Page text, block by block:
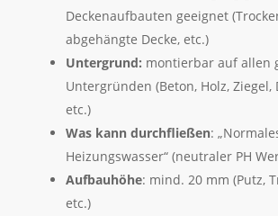
Deckenaufbauten geeignet
abgehängte Decke, etc.)
Untergrund: montierbar auf allen
Untergründen (Beton, Holz, Ziegel,
etc.)
Was kann durchfließen:
Heizungswasser“ (neutraler PH
Aufbauhöhe: mind. 20 mm (Putz,
etc.)